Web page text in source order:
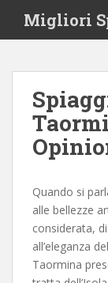
i
Migliori
Quando si
alle bellezze
considerata,
all’eleganza
Taormina